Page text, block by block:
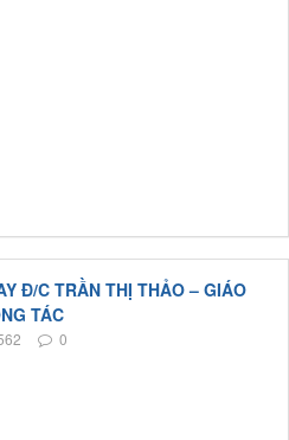
Đ/C TRẦN THỊ THẢO – GIÁO
TÁC
0